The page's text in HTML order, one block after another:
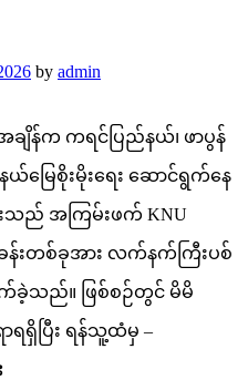
by admin
ျိန်က ကရင်ပြည်နယ်၊ ဖာပွန်
ြေစိုးမိုးရေး ဆောင်ရွက်နေ
သည် အကြမ်းဖက် KNU
န်းတစ်ခုအား လက်နက်ကြီးပစ်
ခဲ့သည်။ ဖြစ်စဉ်တွင် မိမိ
ရှိပြီး ရန်သူ့ထံမှ –